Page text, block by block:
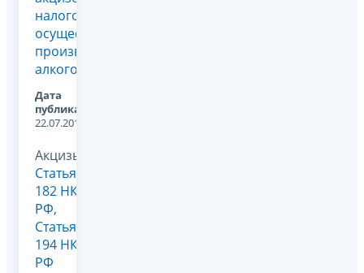
налогоплательщиками,
осуществляющими
производство
алкогольной...
Дата
публикации:
22.07.2016
Акцизы,
Статья
182 НК
РФ,
Статья
194 НК
РФ